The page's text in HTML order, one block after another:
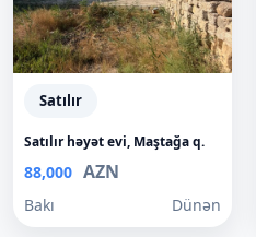
Satılır
Satılır həyət evi, Maştağa q.
88,000 AZN
Bakı Dünən